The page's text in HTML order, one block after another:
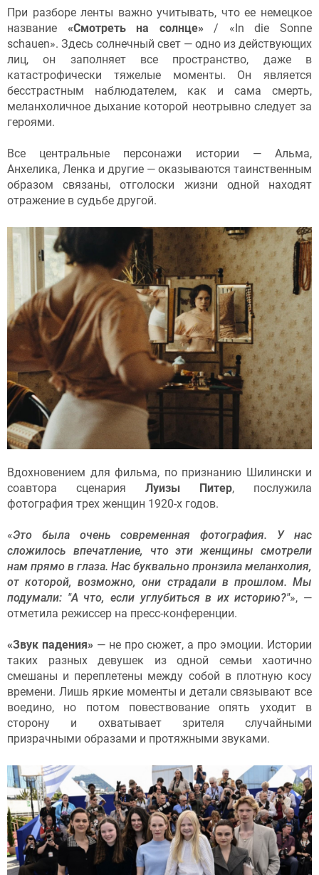
При разборе ленты важно учитывать, что ее немецкое
название «Смотреть на солнце» / «In die Sonne
schauen». Здесь солнечный свет — одно из действующих
лиц, он заполняет все пространство, даже в
катастрофически тяжелые моменты. Он является
бесстрастным наблюдателем, как и сама смерть,
меланхоличное дыхание которой неотрывно следует за
героями.
Все центральные персонажи истории — Альма,
Анхелика, Ленка и другие — оказываются таинственным
образом связаны, отголоски жизни одной находят
отражение в судьбе другой.
Вдохновением для фильма, по признанию Шилински и
соавтора сценария Луизы Питер, послужила
фотография трех женщин 1920-х годов.
«Это была очень современная фотография. У нас
сложилось впечатление, что эти женщины смотрели
нам прямо в глаза. Нас буквально пронзила меланхолия,
от которой, возможно, они страдали в прошлом. Мы
подумали: "А что, если углубиться в их историю?"», —
отметила режиссер на пресс-конференции.
«Звук падения» — не про сюжет, а про эмоции. Истории
таких разных девушек из одной семьи хаотично
смешаны и переплетены между собой в плотную косу
времени. Лишь яркие моменты и детали связывают все
воедино, но потом повествование опять уходит в
сторону и охватывает зрителя случайными
призрачными образами и протяжными звуками.